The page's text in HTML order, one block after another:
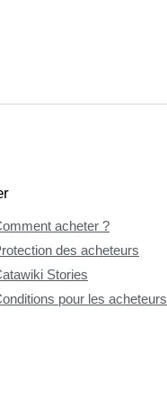
acheter ?
des acheteurs
Stories
pour les acheteurs